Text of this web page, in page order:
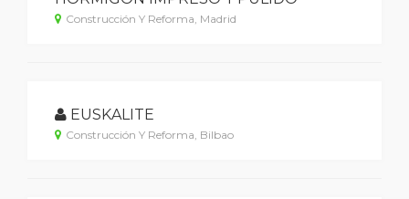
Construcción Y Reforma, Madrid
EUSKALITE
Construcción Y Reforma, Bilbao